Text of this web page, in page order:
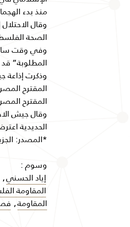
منذ بدء
وقال
الصحة
وفي وقت
المطلوبة”
وذكرت إذاعة
المقترح
المقترح
الحديدية اعترضت 340
*المصدر:
وسوم :
إياد الحسني,
المقاومة
المقاومة,